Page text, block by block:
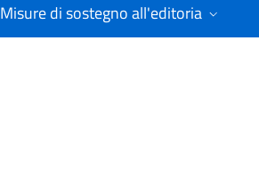
Misure di sostegno all'editoria